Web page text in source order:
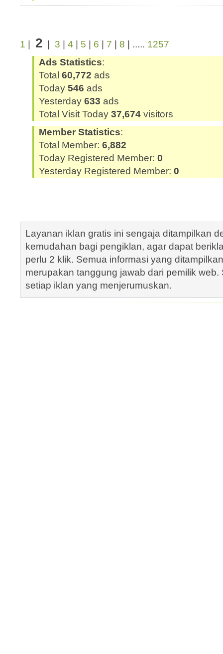
1 2 3 4 5 6 7 8 | ..... 1257
Ads Statistics:
Total 60,772 ads
Today 546 ads
Yesterday 633 ads
Total Visit Today 37,674 visitors
Member Statistics:
Total Member: 6,882
Today Registered Member: 0
Yesterday Registered Member: 0
Layanan iklan gratis ini sengaja ditampilkan
kemudahan bagi pengiklan, agar dapat
perlu 2 klik. Semua informasi yang
merupakan tanggung jawab dari pemilik
setiap iklan yang menjerumuskan.